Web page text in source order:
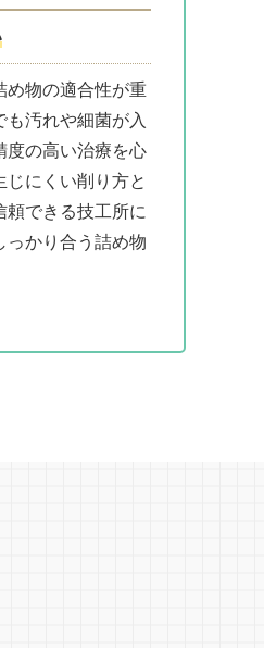
め物の適合性が重
汚れや細菌が入
度の高い治療を心
じにくい削り方と
頼できる技工所に
っかり合う詰め物